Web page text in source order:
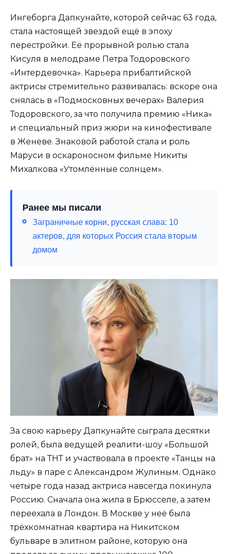
Ингеборга Дапкунайте, которой сейчас 63 года,
стала настоящей звездой ещё в эпоху
перестройки. Её прорывной ролью стала
Кисуля в мелодраме Петра Тодоровского
«Интердевочка». Карьера прибалтийской
актрисы стремительно развивалась: вскоре она
снялась в «Подмосковных вечерах» Валерия
Тодоровского, за что получила премию «Ника»
и специальный приз жюри на кинофестивале
в Женеве. Знаковой работой стала и роль
Маруси в оскароносном фильме Никиты
Михалкова «Утомлённые солнцем».
Ранее мы писали
Заграничные корни, русская слава: 10
актеров, для которых Россия стала вторым
домом
За свою карьеру Дапкунайте сыграла десятки
ролей, была ведущей реалити-шоу «Большой
брат» на ТНТ и участвовала в проекте «Танцы на
льду» в паре с Александром Жулиным. Однако
четыре года назад актриса навсегда покинула
Россию. Сначала она жила в Брюсселе, а затем
переехала в Лондон. В Москве у неё была
трёхкомнатная квартира на Никитском
бульваре в элитном районе, которую она